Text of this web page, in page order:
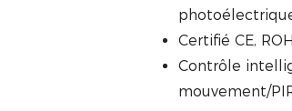
Certifié CE,
Contrôle
mouvement/